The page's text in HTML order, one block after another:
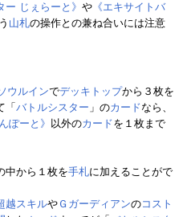
ー じぇらーと》 や 《エキサイトバ
山札の操作との兼ね合いには注意
ウルインでデッキトップから３枚を
「 バトルシスター 」のカードなら、
ぽーと》 以外のカードを１枚まで
中から１枚を手札に加えることがで
越スキルや Ｇガーディアンのコスト